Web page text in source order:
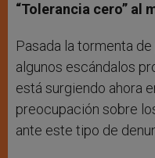
“Tolerancia cero” al
Pasada la tormenta
algunos escándalos
está surgiendo ahora
preocupación sobre
ante este tipo de